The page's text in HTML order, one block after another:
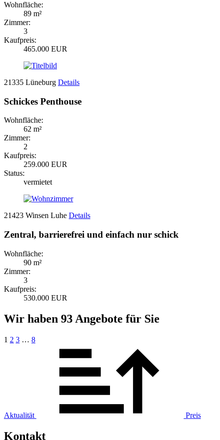
Wohnfläche:
89 m²
Zimmer:
3
Kaufpreis:
465.000 EUR
21335 Lüneburg Details
Schickes Penthouse
Wohnfläche:
62 m²
Zimmer:
2
Kaufpreis:
259.000 EUR
Status:
vermietet
21423 Winsen Luhe Details
Zentral, barrierefrei und einfach nur schick
Wohnfläche:
90 m²
Zimmer:
3
Kaufpreis:
530.000 EUR
Wir haben 93 Angebote für Sie
1 2 3 … 8
Aktualität Preis
Kontakt